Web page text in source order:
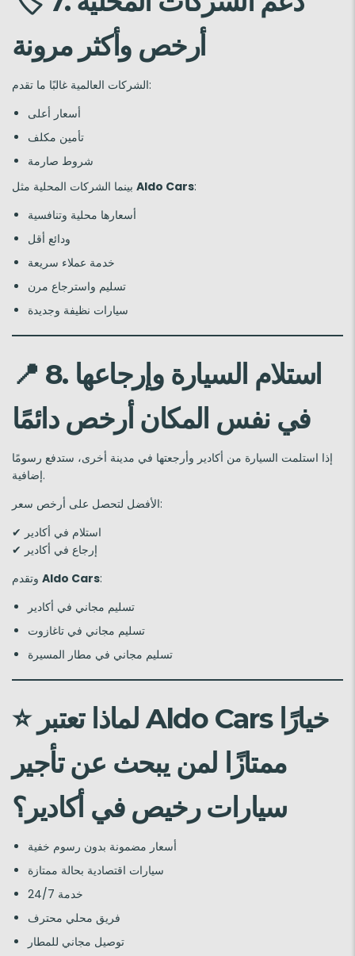
أرخص وأكثر مرونة
الشركات العالمية غالبًا ما تقدم:
أسعار أعلى
تأمين مكلف
شروط صارمة
Aldo Cars:
أسعارها محلية وتنافسية
ودائع أقل
خدمة عملاء سريعة
تسليم واسترجاع مرن
سيارات نظيفة وجديدة
📍 8. استلام السيارة وإرجاعها
في نفس المكان أرخص دائمًا
إذا استلمت السيارة من أكادير وأرجعتها في مدينة أخرى، ستدفع رسومًا
إضافية.
الأفضل لتحصل على أرخص سعر:
✔ استلام في أكادير
✔ إرجاع في أكادير
Aldo Cars:
تسليم مجاني في أكادير
تسليم مجاني في تاغازوت
تسليم مجاني في مطار المسيرة
⭐ لماذا تعتبر Aldo Cars خيارًا
ممتازًا لمن يبحث عن تأجير
سيارات رخيص في أكادير؟
أسعار مضمونة بدون رسوم خفية
سيارات اقتصادية بحالة ممتازة
خدمة 24/7
فريق محلي محترف
توصيل مجاني للمطار